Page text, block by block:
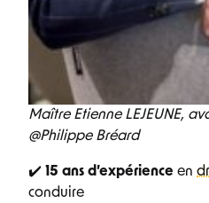
Maître Etienne LEJEUNE,
@Philippe Bréard
✔️ 15 ans d’expérience en
conduire